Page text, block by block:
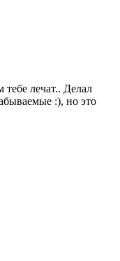
лечат.. Делал
:), но это